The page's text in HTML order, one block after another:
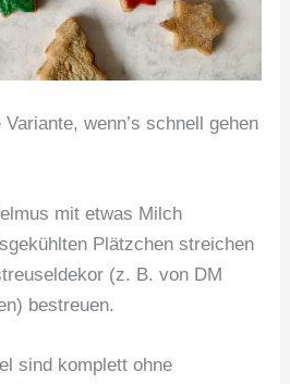
wenn’s schnell gehen
mit etwas Milch
Plätzchen streichen
(z. B. von DM
bestreuen.
sind komplett ohne